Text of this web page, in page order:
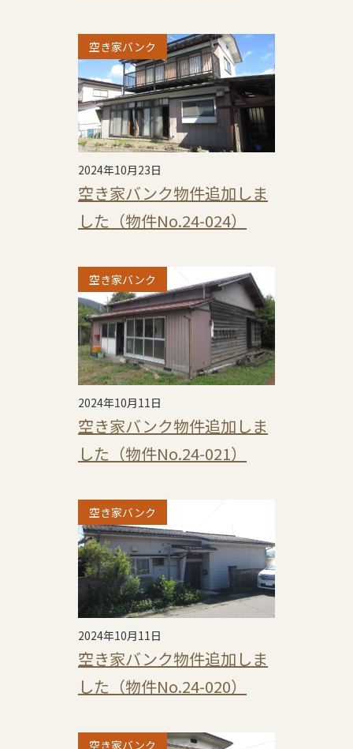
空き家バンク
2024年10月23日
空き家バンク物件追加しま
した（物件No.24-024）
空き家バンク
2024年10月11日
空き家バンク物件追加しま
した（物件No.24-021）
空き家バンク
2024年10月11日
空き家バンク物件追加しま
した（物件No.24-020）
空き家バンク